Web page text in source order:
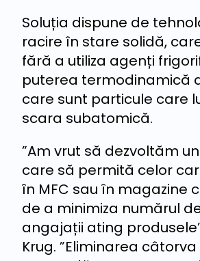
Soluția dispune de
racire în stare solidă,
fără a utiliza agenți
puterea termodinamică
care sunt particule care
scara subatomică.
”Am vrut să dezvoltăm
care să permită celor
în MFC sau în magazine
de a minimiza numărul
angajații ating
Krug. ”Eliminarea